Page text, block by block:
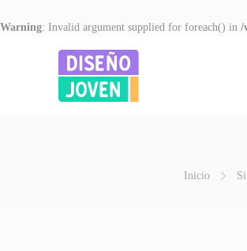
Warning: Invalid argument supplied for foreach() in /
Inicio